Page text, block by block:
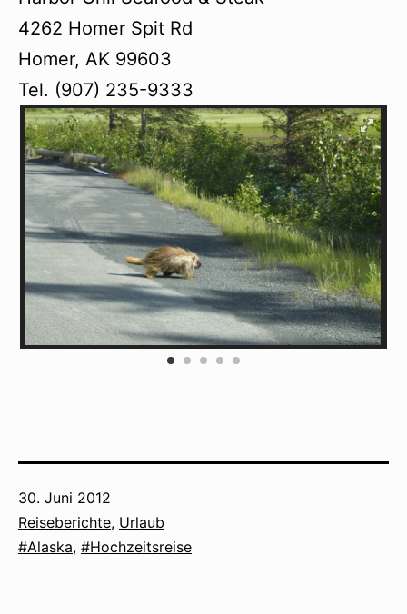
4262 Homer Spit Rd
Homer, AK 99603
Tel. (907) 235-9333
Veröffentlicht
am
30. Juni 2012
Kategorisiert
als
Reiseberichte, Urlaub
Verschlagwortet
Alaska, Hochzeitsreise